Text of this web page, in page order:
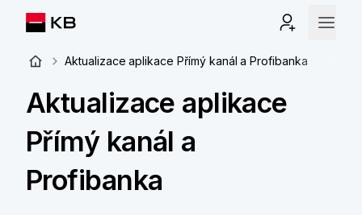
Aktualizace aplikace Přímý kanál a Profibanka
Aktualizace aplikace
Přímý kanál a
Profibanka